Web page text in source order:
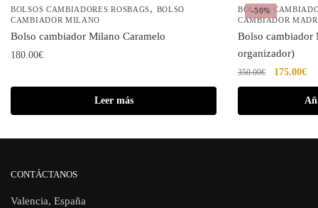
BOLSOS CAMBIADORES ROSBAGS, BOLSO
CAMBIADOR MILANO
Bolso cambiador Milano Caramelo
180.00€
Leer más
-50%
BOLSOS
CAMBIADOR
Bolso cambiador
organizador)
350.00€ 175.00€
CONTÁCTANOS
Valencia, España